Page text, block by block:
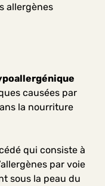
allergènes
causées par
la nourriture
qui consiste à
par voie
sous la peau du